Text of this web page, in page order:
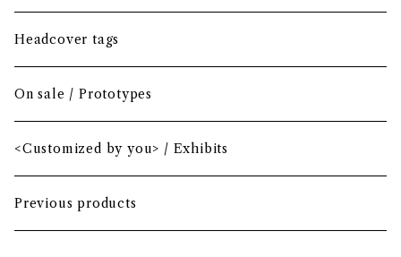
Driver
Mini Driver (Option)
Fairway wood
Hybrid
Blade
Small mallet
Mid mallet
Large mallet
Headcover tags
On sale / Prototypes
<Customized by you> / Exhibits
Previous products